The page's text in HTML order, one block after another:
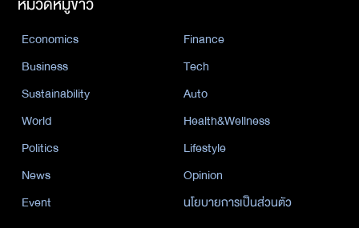
Economics
Finance
Business
Tech
Sustainability
Auto
World
Health&Wellness
Politics
Lifestyle
News
Opinion
Event
นโยบายการเป็นส่วนตัว